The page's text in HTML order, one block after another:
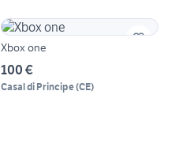
Xbox one
100 €
Casal di Principe(CE)